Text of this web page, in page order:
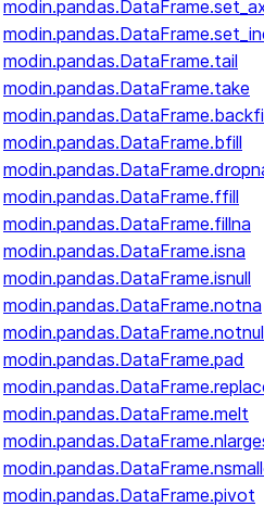
modin.pandas.DataFrame.tail
modin.pandas.DataFrame.take
modin.pandas.DataFrame.bfill
modin.pandas.DataFrame.ffill
modin.pandas.DataFrame.fillna
modin.pandas.DataFrame.isna
modin.pandas.DataFrame.isnull
modin.pandas.DataFrame.notna
modin.pandas.DataFrame.pad
modin.pandas.DataFrame.melt
modin.pandas.DataFrame.pivot